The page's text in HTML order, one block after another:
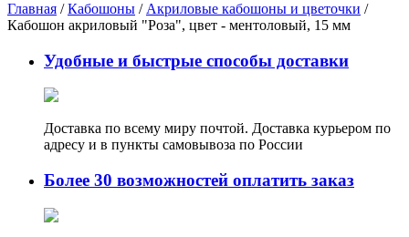
Главная /Кабошоны / Акриловые кабошоны и цветочки /
Кабошон акриловый "Роза", цвет - ментоловый, 15 мм
Удобные и быстрые способы доставки
Доставка по всему миру почтой. Доставка курьером по
адресу и в пункты самовывоза по России
Более 30 возможностей оплатить заказ